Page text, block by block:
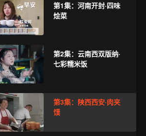
第1集：河南开封·四味
烩菜
第2集：云南西双版纳·
七彩糯米饭
第3集：陕西西安·肉夹
馍